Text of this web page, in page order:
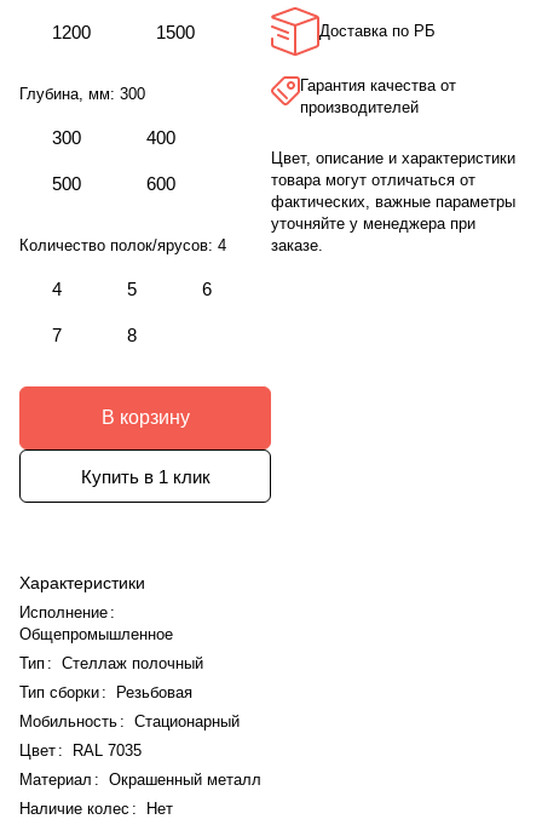
1200 1500
Глубина, мм: 300
300 400
500 600
Количество полок/ярусов: 4
4 5 6
7 8
В корзину
Купить в 1 клик
Характеристики
Исполнение :
Общепромышленное
Тип : Стеллаж полочный
Тип сборки:
Резьбовая
Мобильность : Стационарный
Цвет :
RAL 7035
Материал : Окрашенный металл
Наличие колес :
Нет
Доставка по РБ
Гарантия качества от
производителей
Цвет, описание и характеристики
товара могут отличаться от
фактических, важные параметры
уточняйте у менеджера при
заказе.